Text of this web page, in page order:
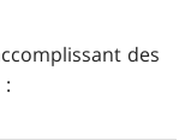
des